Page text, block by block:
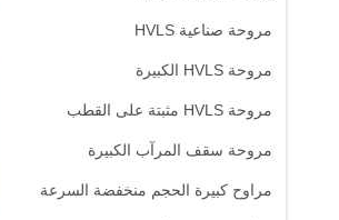
مروحة صناعية HVLS
مروحة HVLS الكبيرة
مروحة HVLS مثبتة على القطب
مروحة سقف المرآب الكبيرة
مراوح كبيرة الحجم منخفضة السرعة